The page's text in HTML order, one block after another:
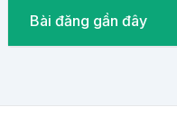
Bài đăng gần đây